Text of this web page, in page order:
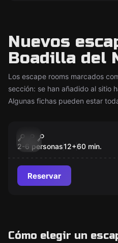
Nuevos
Boadilla del
Los escape rooms marcados
sección: se han añadido al sitio
Algunas fichas pueden estar
Inframundo
2-6 personas12+60 min.
Reservar
Cómo elegir un